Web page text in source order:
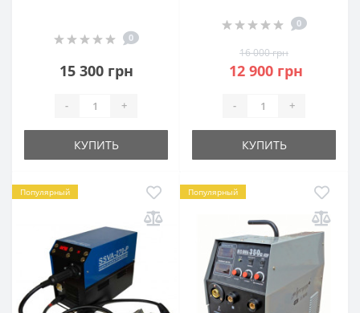
0
15 300 грн
- +
КУПИТЬ
0
16 000 грн
12 900 грн
- +
КУПИТЬ
Популярный Популярный